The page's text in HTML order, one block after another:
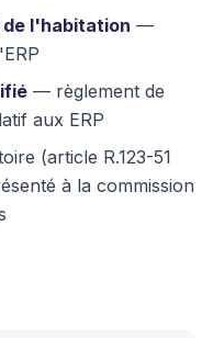
l'habitation —
— règlement de
aux ERP
(article R.123-51
à la commission